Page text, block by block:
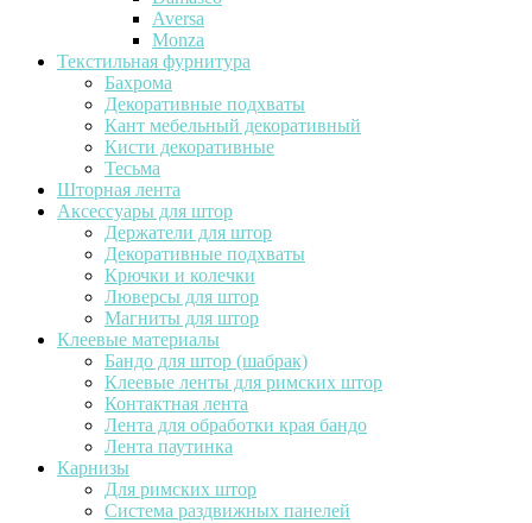
Aversa
Monza
Текстильная фурнитура
Бахрома
Декоративные подхваты
Кант мебельный декоративный
Кисти декоративные
Тесьма
Шторная лента
Аксессуары для штор
Держатели для штор
Декоративные подхваты
Крючки и колечки
Люверсы для штор
Магниты для штор
Клеевые материалы
Бандо для штор (шабрак)
Клеевые ленты для римских штор
Контактная лента
Лента для обработки края бандо
Лента паутинка
Карнизы
Для римских штор
Система раздвижных панелей